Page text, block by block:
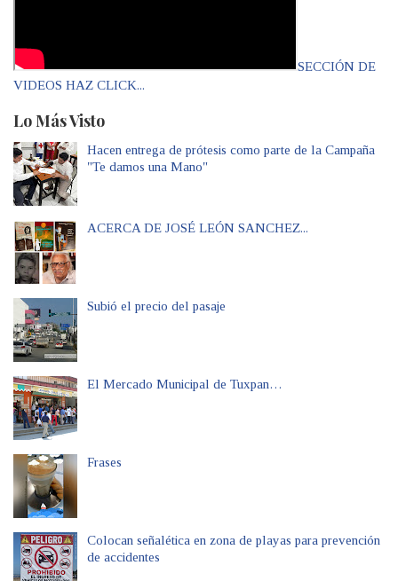
SECCIÓN DE
VIDEOS HAZ CLICK...
Lo Más Visto
Hacen entrega de prótesis como parte de la Campaña
"Te damos una Mano"
ACERCA DE JOSÉ LEÓN SANCHEZ...
Subió el precio del pasaje
El Mercado Municipal de Tuxpan…
Frases
Colocan señalética en zona de playas para prevención
de accidentes